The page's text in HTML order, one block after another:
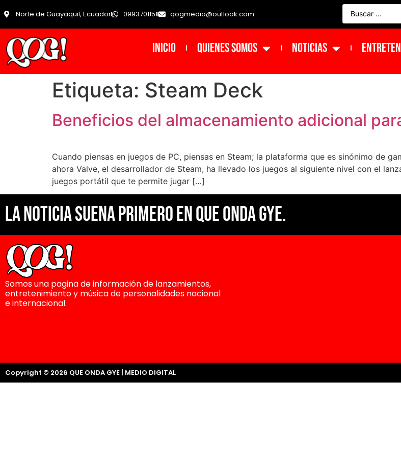
Norte de Guayaquil, Ecuador 0993701151 qogmedio@outlook.com
INICIO Quienes Somos NOTICIAS
Etiqueta: Steam Deck
Beneficios del almacenamiento adicional
Cuando piensas en juegos de PC, piensas en Steam; la plataforma que es sinónimo de
ahora Valve, el desarrollador de Steam, ha llevado los juegos al siguiente nivel con el
juegos portátil que te permite jugar […]
La noticia suena primero en Que Onda Gye.
Somos una pagina de información de lanzamientos,
entretenimiento y música de personalidades nacional
e internacional.
Copyright © 2026 QUE ONDA GYE | MEDIO DIGITAL